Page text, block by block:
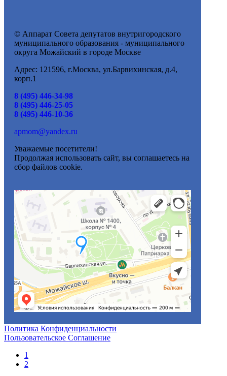
© Аппарат Совета депутатов внутригородского
муниципального образования - муниципального
округа Можайский в городе Москве
Адрес: 121596, г.Москва, ул.Барвихинская, д.4,
корп.1
8 (495) 446-34-98
8 (495) 446-25-05
8 (495) 446-10-36
apmom@yandex.ru
Уважаемые посетители!
Продолжая использовать сайт, вы соглашаетесь на
сбор файлов cookie.
Политика Конфиденциальности
Пользовательское Соглашение
1
2